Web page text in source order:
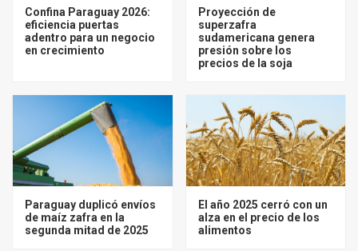
Confina Paraguay 2026:
eficiencia puertas
adentro para un negocio
en crecimiento
Proyección de
superzafra
sudamericana genera
presión sobre los
precios de la soja
Paraguay duplicó envíos
de maíz zafra en la
segunda mitad de 2025
El año 2025 cerró con un
alza en el precio de los
alimentos